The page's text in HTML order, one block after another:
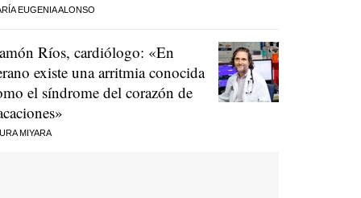
EUGENIA ALONSO
Ríos, cardiólogo: «En
existe una arritmia conocida
el síndrome del corazón de
MIYARA